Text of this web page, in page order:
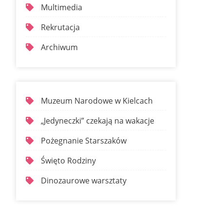
Multimedia
Rekrutacja
Archiwum
Muzeum Narodowe w Kielcach
„Jedyneczki” czekają na wakacje
Pożegnanie Starszaków
Święto Rodziny
Dinozaurowe warsztaty